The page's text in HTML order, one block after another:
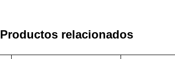
Productos relacionados